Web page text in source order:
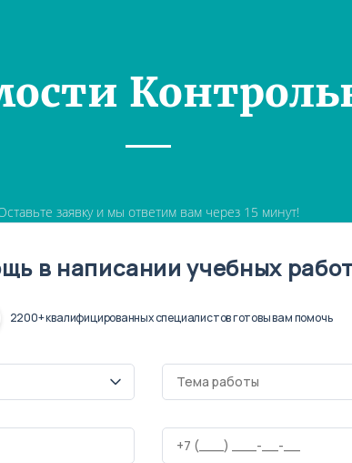
заявку и мы ответим вам через 15 минут!
в написании учебных
2200+ квалифицированных специалистов готовы вам помочь